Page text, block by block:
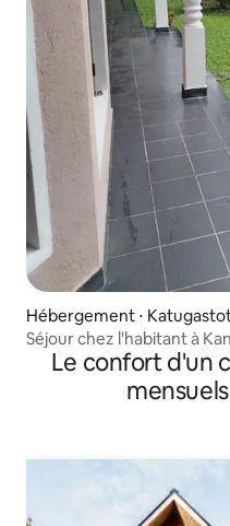
Hébergement ⋅
Séjour chez l'habitant à
Le confort d'un